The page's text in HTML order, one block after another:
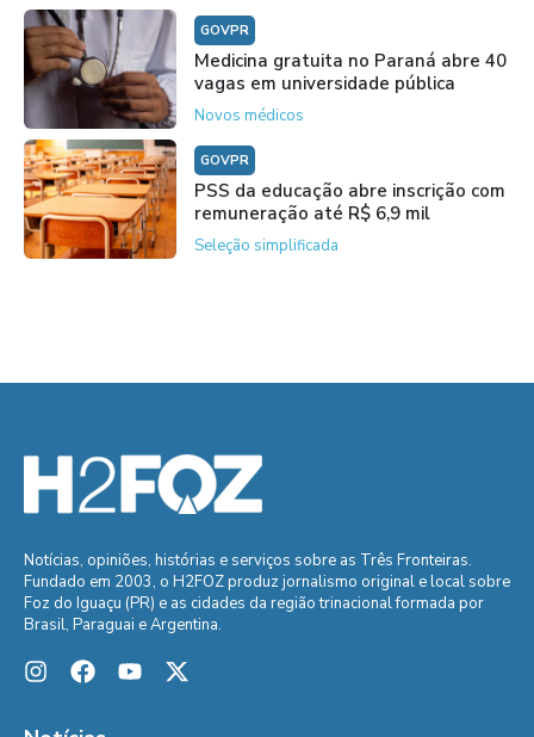
GOVPR
Medicina gratuita no Paraná abre 40
vagas em universidade pública
Novos médicos
GOVPR
PSS da educação abre inscrição com
remuneração até R$ 6,9 mil
Seleção simplificada
Notícias, opiniões, histórias e serviços sobre as Três Fronteiras.
Fundado em 2003, o H2FOZ produz jornalismo original e local sobre
Foz do Iguaçu (PR) e as cidades da região trinacional formada por
Brasil, Paraguai e Argentina.